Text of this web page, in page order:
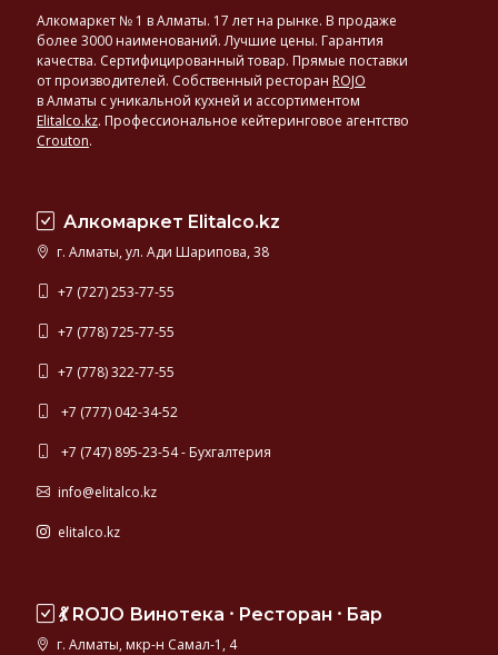
экспортерами
водки
являются
такие
страны,
как
США,
Финляндия,
Германия.
качественная
мира
представлена
данном
каталога.
Алкомаркет № 1 в Алматы. 17 лет на рынке. В продаже
более 3000 наименований. Лучшие цены. Гарантия
качества. Сертифицированный товар. Прямые поставки
от производителей. Собственный ресторан ROJO
в Алматы с уникальной кухней и ассортиментом
Elitalco.kz. Профессиональное кейтеринговое агентство
Crouton.
Алкомаркет Elitalco.kz
г. Алматы, ул. Ади Шарипова, 38
+7 (727) 253-77-55
+7 (778) 725-77-55
+7 (778) 322-77-55
+7 (777) 042-34-52
+7 (747) 895-23-54 - Бухгалтерия
info@elitalco.kz
elitalco.kz
💃 ROJO Винотека ⸱ Ресторан ⸱ Бар
г. Алматы, мкр-н Самал-1, 4